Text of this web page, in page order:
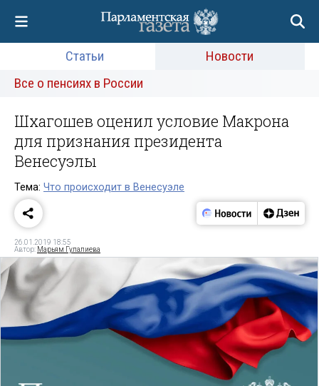
Статьи
Новости
Все о пенсиях в России
Шхагошев оценил условие Макрона
для признания президента
Венесуэлы
Тема: Что происходит в Венесуэле
26.01.2019 18:55
Автор: Марьям Гулалиева